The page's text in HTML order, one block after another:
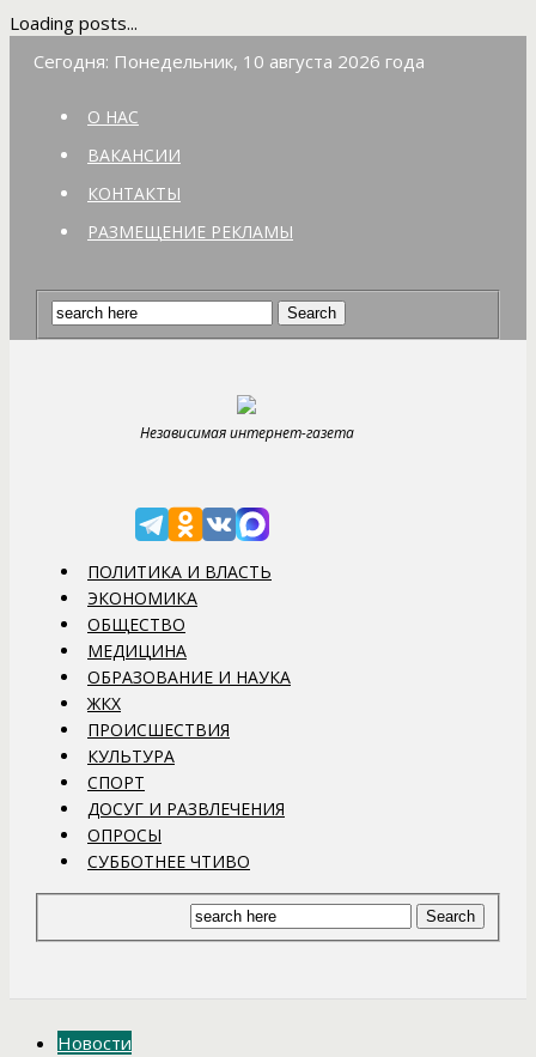
Loading posts...
Сегодня: Понедельник, 10 августа 2026 года
О НАС
ВАКАНСИИ
КОНТАКТЫ
РАЗМЕЩЕНИЕ РЕКЛАМЫ
Независимая интернет-газета
ПОЛИТИКА И ВЛАСТЬ
ЭКОНОМИКА
ОБЩЕСТВО
МЕДИЦИНА
ОБРАЗОВАНИЕ И НАУКА
ЖКХ
ПРОИСШЕСТВИЯ
КУЛЬТУРА
СПОРТ
ДОСУГ И РАЗВЛЕЧЕНИЯ
ОПРОСЫ
СУББОТНЕЕ ЧТИВО
Новости